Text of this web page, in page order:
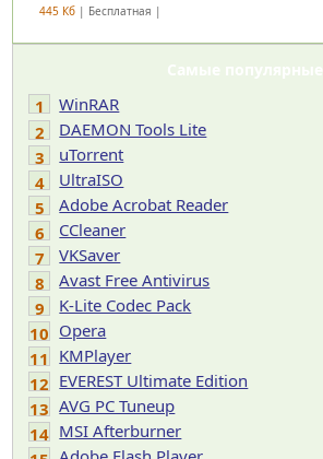
445 Кб| Бесплатная |
Самые популярные
1
WinRAR
2
DAEMON Tools Lite
3
uTorrent
4
UltraISO
5
Adobe Acrobat Reader
6
CCleaner
7
VKSaver
8
Avast Free Antivirus
9
K-Lite Codec Pack
10 Opera
11 KMPlayer
12 EVEREST Ultimate Edition
13 AVG PC Tuneup
14 MSI Afterburner